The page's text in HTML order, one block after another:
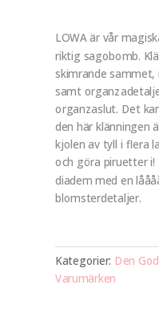
LOWA är vår
riktig sagobomb.
skimrande
samt
organzaslut. Det
den här klänningen
kjolen av tyll i flera
och göra piruetter
diadem med en
blomsterdetaljer.
Kategorier: Den
Varumärken